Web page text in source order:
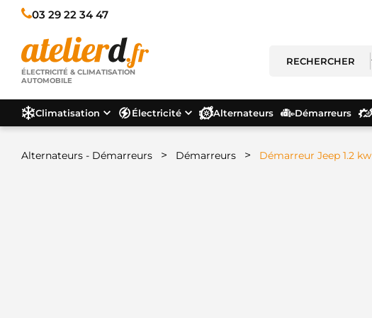
03 29 22 34 47
ÉLECTRICITÉ & CLIMATISATION
AUTOMOBILE
Climatisation Électricité Alternateurs Démarreurs
Alternateurs - Démarreurs > Démarreurs > Démarreur Jeep 1.2 kw